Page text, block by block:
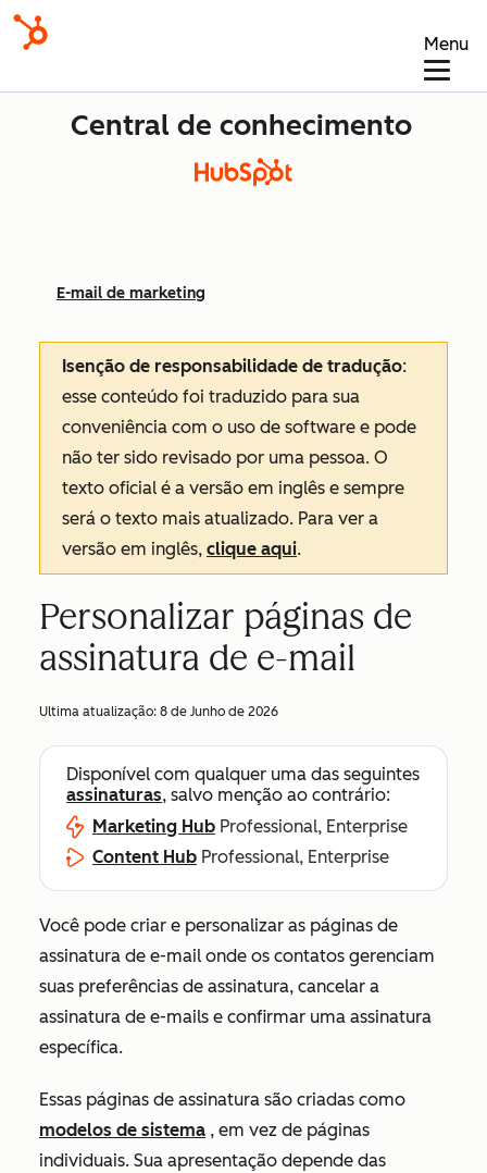
Menu
Central de conhecimento
E-mail de marketing
Isenção de responsabilidade de tradução:
esse conteúdo foi traduzido para sua
conveniência com o uso de software e pode
não ter sido revisado por uma pessoa. O
texto oficial é a versão em inglês e sempre
será o texto mais atualizado. Para ver a
versão em inglês, clique aqui.
Personalizar páginas de
assinatura de e-mail
Ultima atualização: 8 de Junho de 2026
Disponível com qualquer uma das seguintes
assinaturas, salvo menção ao contrário:
Marketing Hub Professional, Enterprise
Content Hub Professional, Enterprise
Você pode criar e personalizar as páginas de
assinatura de e-mail onde os contatos gerenciam
suas preferências de assinatura, cancelar a
assinatura de e-mails e confirmar uma assinatura
específica.
Essas páginas de assinatura são criadas como
modelos de sistema , em vez de páginas
individuais. Sua apresentação depende das